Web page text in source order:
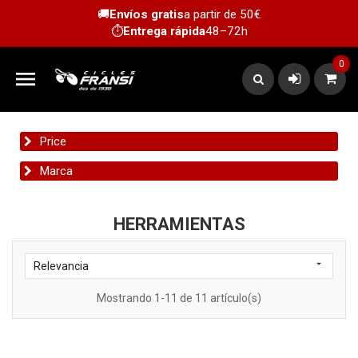
🚚Envíos gratisa partir de 50€
⏱️Entrega rápida48–72h

0
Price
Marca
HERRAMIENTAS
Relevancia 
Mostrando 1-11 de 11 artículo(s)